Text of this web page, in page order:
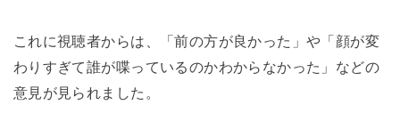
これに視聴者からは、「前の方が良かった」や「顔が変
わりすぎて誰が喋っているのかわからなかった」などの
意見が見られました。